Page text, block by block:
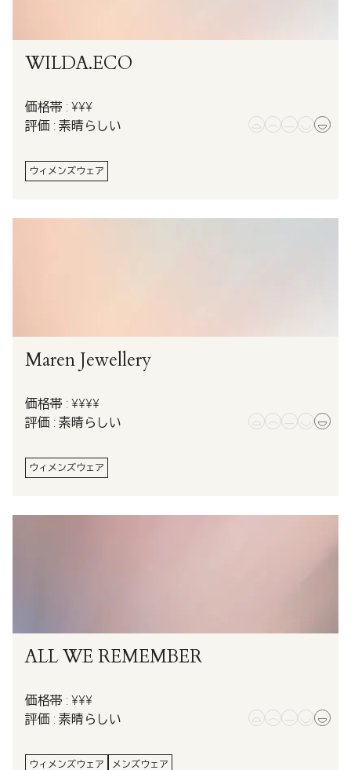
WILDA.ECO
価格帯 : ¥¥¥
評価 : 素晴らしい
ウィメンズウェア
Maren Jewellery
価格帯 : ¥¥¥¥
評価 : 素晴らしい
ウィメンズウェア
ALL WE REMEMBER
価格帯 : ¥¥¥
評価 : 素晴らしい
ウィメンズウェア メンズウェア